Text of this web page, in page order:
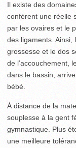
Il existe des
confèrent une réelle
par les ovaires et le
des ligaments. Ainsi,
grossesse et le dos
de l’accouchement,
dans le bassin,
bébé.
À distance de la
souplesse à la gent
gymnastique. Plus
une meilleure